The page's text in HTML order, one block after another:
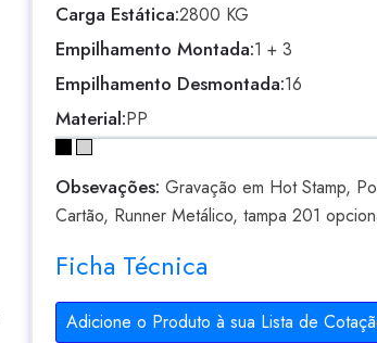
Carga Estática:2800 KG
Empilhamento Montada:1 + 3
Empilhamento Desmontada:16
Material:PP
Obsevações: Gravação em Hot Stamp,
Cartão, Runner Metálico, tampa 201
Ficha Técnica
Adicione o Produto à sua Lista de